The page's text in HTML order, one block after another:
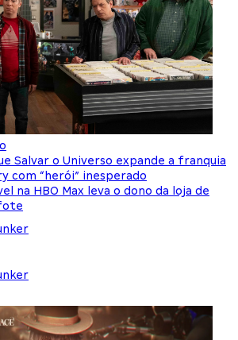
Salvar o Universo expande a franquia
com “herói” inesperado
na HBO Max leva o dono da loja de